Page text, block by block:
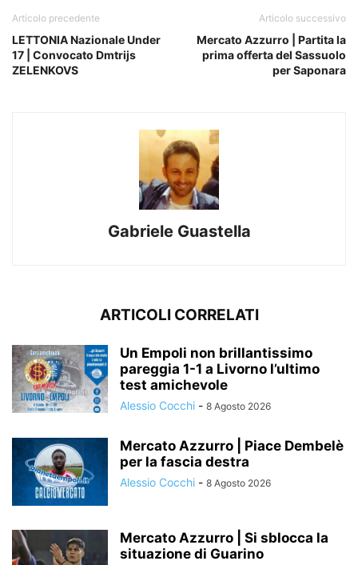
Articolo precedente
LETTONIA Nazionale Under
17 | Convocato Dmtrijs
ZELENKOVS
Articolo successivo
Mercato Azzurro | Partita la
prima offerta del Sassuolo
per Saponara
Gabriele Guastella
ARTICOLI CORRELATI
Un Empoli non brillantissimo
pareggia 1-1 a Livorno l’ultimo
test amichevole
Alessio Cocchi - 8 Agosto 2026
Mercato Azzurro | Piace Dembelè
per la fascia destra
Alessio Cocchi - 8 Agosto 2026
Mercato Azzurro | Si sblocca la
situazione di Guarino